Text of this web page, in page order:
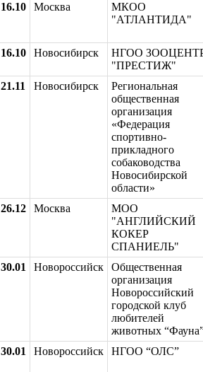
16.10
Москва
МКОО
"АТЛАНТИДА"
16.10 Новосибирск
НГОО
"ПРЕСТИЖ"
21.11
Новосибирск
Региональная
общественная
организация
«Федерация
спортивно-
прикладного
собаководства
Новосибирской
области»
26.12
Москва
МОО
"АНГЛИЙСКИЙ
КОКЕР
СПАНИЕЛЬ"
30.01
Новороссийск
Общественная
организация
Новороссийский
городской клуб
любителей
животных
30.01
Новороссийск НГОО “ОЛС”